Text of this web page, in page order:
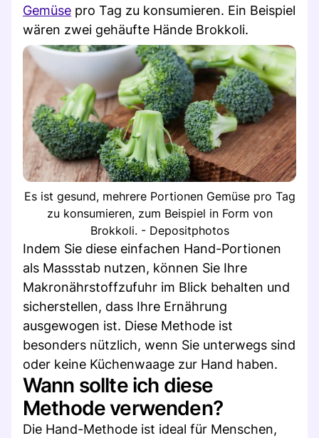
Gemüse pro Tag zu konsumieren. Ein Beispiel
wären zwei gehäufte Hände Brokkoli.
Es ist gesund, mehrere Portionen Gemüse pro Tag
zu konsumieren, zum Beispiel in Form von
Brokkoli. - Depositphotos
Indem Sie diese einfachen Hand-Portionen
als Massstab nutzen, können Sie Ihre
Makronährstoffzufuhr im Blick behalten und
sicherstellen, dass Ihre Ernährung
ausgewogen ist. Diese Methode ist
besonders nützlich, wenn Sie unterwegs sind
oder keine Küchenwaage zur Hand haben.
Wann sollte ich diese
Methode verwenden?
Die Hand-Methode ist ideal für Menschen,